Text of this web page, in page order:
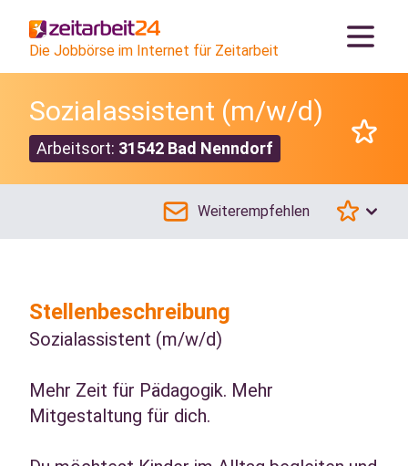
Die Jobbörse im Internet für Zeitarbeit
Sozialassistent (m/w/d)
Arbeitsort: 31542 Bad Nenndorf
Weiterempfehlen
Stellenbeschreibung
Sozialassistent (m/w/d)
Mehr Zeit für Pädagogik. Mehr
Mitgestaltung für dich.